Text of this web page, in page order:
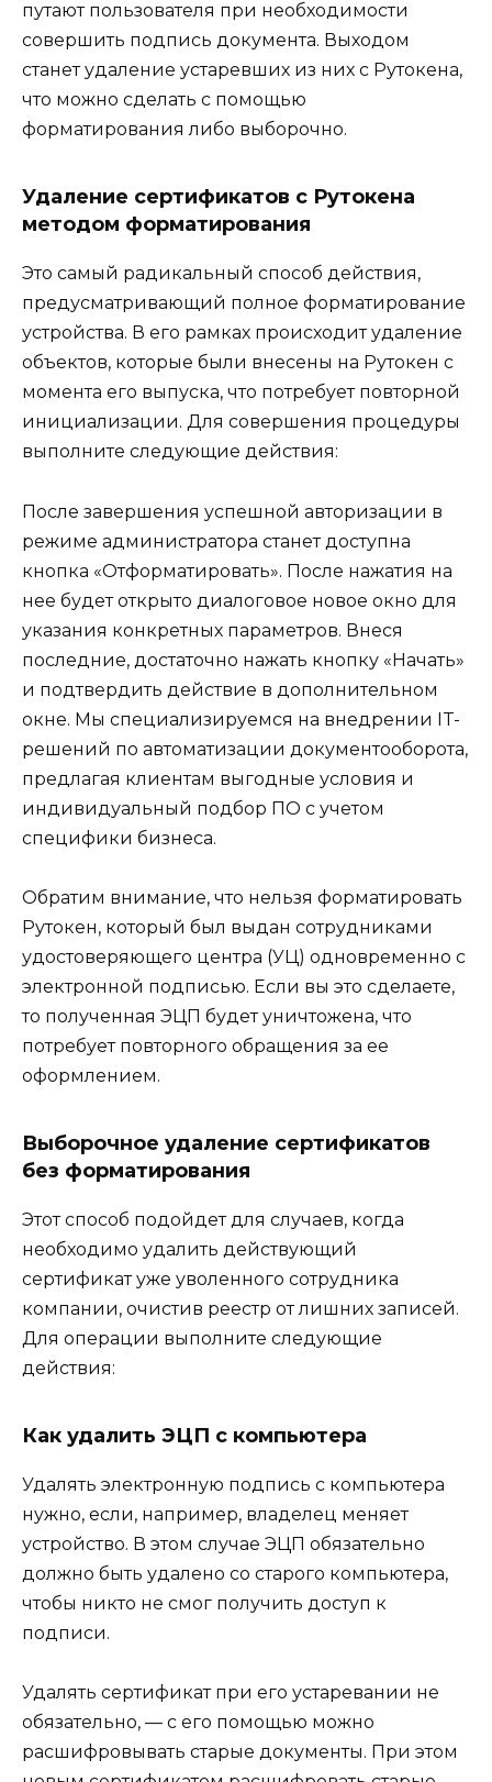
путают пользователя при необходимости
совершить подпись документа. Выходом
станет удаление устаревших из них с Рутокена,
что можно сделать с помощью
форматирования либо выборочно.
Удаление сертификатов с Рутокена
методом форматирования
Это самый радикальный способ действия,
предусматривающий полное форматирование
устройства. В его рамках происходит удаление
объектов, которые были внесены на Рутокен с
момента его выпуска, что потребует повторной
инициализации. Для совершения процедуры
выполните следующие действия:
После завершения успешной авторизации в
режиме администратора станет доступна
кнопка «Отформатировать». После нажатия на
нее будет открыто диалоговое новое окно для
указания конкретных параметров. Внеся
последние, достаточно нажать кнопку «Начать»
и подтвердить действие в дополнительном
окне. Мы специализируемся на внедрении IT-
решений по автоматизации документооборота,
предлагая клиентам выгодные условия и
индивидуальный подбор ПО с учетом
специфики бизнеса.
Обратим внимание, что нельзя форматировать
Рутокен, который был выдан сотрудниками
удостоверяющего центра (УЦ) одновременно с
электронной подписью. Если вы это сделаете,
то полученная ЭЦП будет уничтожена, что
потребует повторного обращения за ее
оформлением.
Выборочное удаление сертификатов
без форматирования
Этот способ подойдет для случаев, когда
необходимо удалить действующий
сертификат уже уволенного сотрудника
компании, очистив реестр от лишних записей.
Для операции выполните следующие
действия:
Как удалить ЭЦП с компьютера
Удалять электронную подпись с компьютера
нужно, если, например, владелец меняет
устройство. В этом случае ЭЦП обязательно
должно быть удалено со старого компьютера,
чтобы никто не смог получить доступ к
подписи.
Удалять сертификат при его устаревании не
обязательно, — с его помощью можно
расшифровывать старые документы. При этом